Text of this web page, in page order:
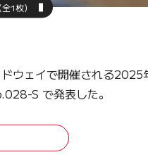
1枚）
ウェイで開催される
S で発表した。